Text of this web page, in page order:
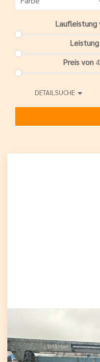
Laufleistung
Preis von
DETAILSUCHE